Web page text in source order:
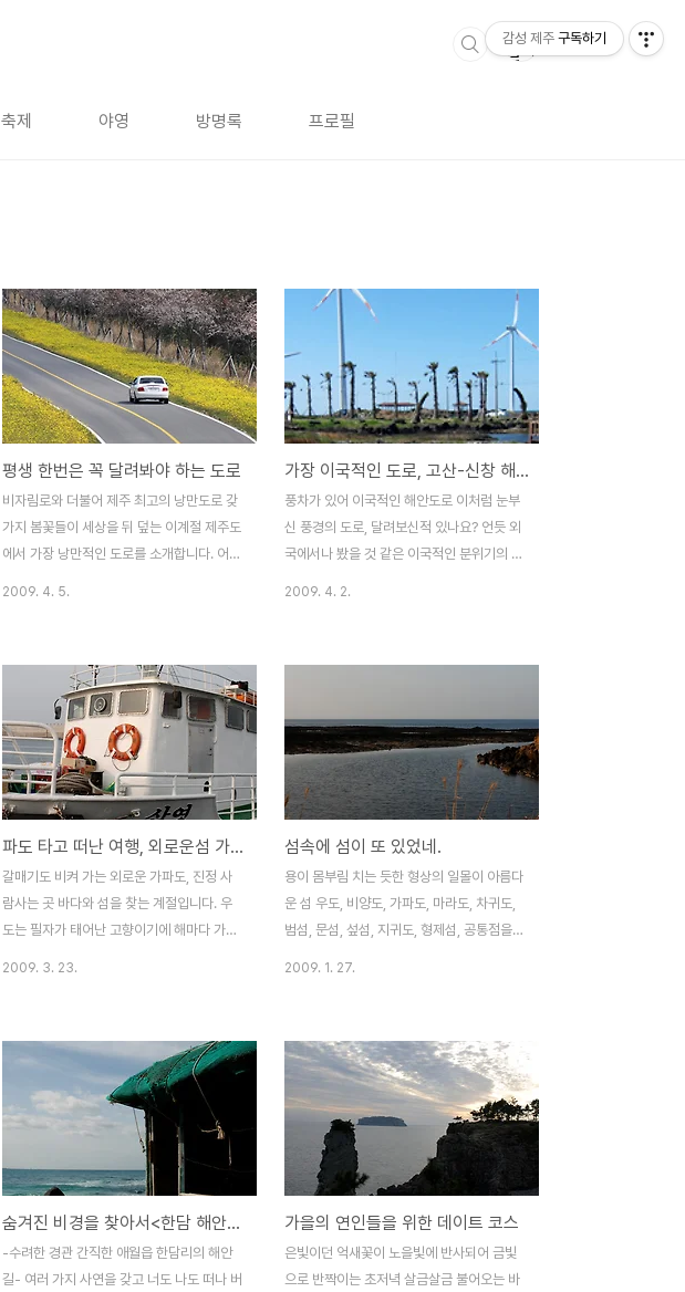
축제 야영 방명록 프로필
평생 한번은 꼭 달려봐야 하는 도로
비자림로와 더불어 제주 최고의 낭만도로 갖
가지 봄꽃들이 세상을 뒤 덮는 이계절 제주도
에서 가장 낭만적인 도로를 소개합니다. 어?
아 버린 정석항공로입니다. 한국의 아름다운
길 100선에 2006년,2007년 연속으로 우
수상을 수상한 진짜 아름다운 길 못오시는 분
들을 위하여 소개합니다. 무아지경, 탄성이
절로 쏟아지는 꼬불꼬불 이어진 정석항공로
의 아름다운 모습입니다. 도로 양쪽에 폭 넓
게 피어있는 유채꽃과 그 옆으로 화사한 벚꽃
이 환상적인 그림을 만들어 내고 있습니다.
정석항공로, 유채꽃과 벚꽃이 화사하게 피어
있는 도로는 서귀포시 표..
2009. 4. 5.
가장 이국적인 도로, 고산-신창 해안도로
풍차가 있어 이국적인 해안도로 이처럼 눈부
신 풍경의 도로, 달려보신적 있나요? 언듯 외
국에서나 봤을 것 같은 이국적인 분위기의 해
신창쪽으로 진입하자마자 바로 나타나는 싱
계물 공원의 모습이네요. 특이한 모습의 여인
상도 있구요.. 시원한 바닷바람을 맞으며 땀
을 식히기에 아주 좋은 휴식처입니다. 습지인
이곳은 환경부가 지정하는 보호야생식물인
갯대추가 서식하는 곳입니다. 환경오염과 생
태계 파괴로 인하여 점차 감소하고 있는 희귀
식물의 보전을 위하여 안내판과 함께..
2009. 4. 2.
파도 타고 떠난 여행, 외로운섬 가파도
갈매기도 비켜 가는 외로운 가파도, 진정 사
람사는 곳 바다와 섬을 찾는 계절입니다. 우
도는 필자가 태어난 고향이기에 해마다 가는
이라고 부르는 마라도의 인기도에 밀려 늘 외
로웠던 섬 가파도. 갈매기 조차도 흘낏 쳐다
보며 지나치기만 하는데, 사람들은 오죽할까
요. 마라도를 향해 오고가는 유람선 위에서
눈 동냥으로만 훔쳐봤던 가파도. 그곳으로 떠
나봤습니다. 파도를 타고 말입니다. △가파도
까지 몸을 싣고 갈 삼영호입니다. 36톤으로
승선정원91명에 속도는 12노트입니다. 고깃
배 처럼 보이지만 여객선은 여객선입니다. 약
2009. 3. 23.
섬속에 섬이 또 있었네.
용이 몸부림 치는 듯한 형상의 일몰이 아름다
운 섬 우도, 비양도, 가파도, 마라도, 차귀도,
범섬, 문섬, 섶섬, 지귀도, 형제섬, 공통점을
유의 비경들을 품고 있는데요, 이들 섬외에도
아주 오랜세월 마을 주민들과 동고동락을 함
께하며 아름다운 비경을 간직해 온 또하나의
섬이 있습니다. 바로 대섬입니다. 한자로 풀
이하면 竹島인데요, 다른이름으로는 죽도라
고 부르기도 합니다. 이름으로만 본다면 섬속
에는 대나무가 자라고 있을 것이란 상상이 가
지만 무슨영문인지 섬안에는 대나무가 전혀
없습니다. 그런데도 왜 이섬을 죽도라고 했는
2009. 1. 27.
숨겨진 비경을 찾아서<한담 해안길>
-수려한 경관 간직한 애월읍 한담리의 해안
길- 여러 가지 사연을 갖고 너도 나도 떠나 버
가을의 연인들을 위한 데이트 코스
은빛이던 억새꽃이 노을빛에 반사되어 금빛
으로 반짝이는 초저녁 살금살금 불어오는 바
감성 제주 구독하기